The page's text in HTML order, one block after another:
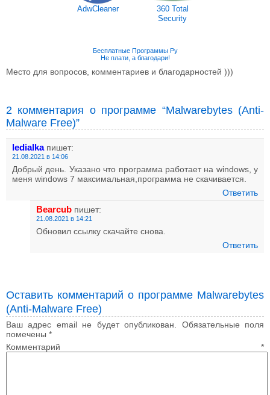
AdwCleaner
360 Total
Security
Бесплатные Программы Ру
Не плати, а благодари!
Место для вопросов, комментариев и благодарностей )))
2 комментария о программе “Malwarebytes (Anti-
Malware Free)”
ledialka пишет:
21.08.2021 в 14:06
Добрый день. Указано что программа работает на windows, у
меня windows 7 максимальная,программа не скачивается.
Ответить
Bearcub пишет:
21.08.2021 в 14:21
Обновил ссылку скачайте снова.
Ответить
Оставить комментарий о программе Malwarebytes
(Anti-Malware Free)
Ваш адрес email не будет опубликован.
Обязательные поля
помечены *
Комментарий *